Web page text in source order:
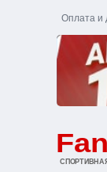
Оплата и